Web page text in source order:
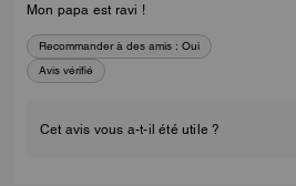
Mon papa est ravi !
Recommander à des amis : Oui
Avis vérifié
Cet avis vous a-t-il été utile ?